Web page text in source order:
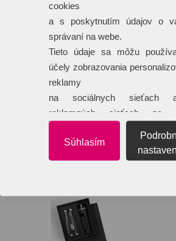
cookies
a s poskytnutím údajov o
správaní na webe.
Tieto údaje sa môžu
účely zobrazovania
reklamy
na sociálnych
reklamných sieťach na
Súhlasím